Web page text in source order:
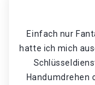
Einfach nur
hatte ich mich
Handumdrehen